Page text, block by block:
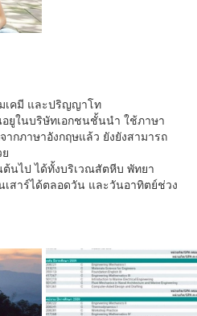
เคมี และปริญญาโท
ยูในบริษัทเอกชนชั้นนำ ใช้ภาษา
กภาษาอังกฤษแล้ว ยังยังสามารถ
นไป ได้ทั้งบริเวณสัตหีบ พัทยา
สาร์ได้ตลอดวัน และวันอาทิตย์ช่วง